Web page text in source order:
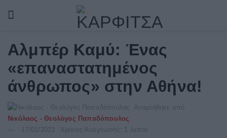
Αλμπέρ Καμύ: Ένας
«επαναστατημένος
άνθρωπος» στην Αθήνα!
Αναρτήθηκε από
Νικόλαος - Θεολόγος Παπαδόπουλος
17/01/2023
Χρόνος Ανάγνωσης: 1 λεπτό